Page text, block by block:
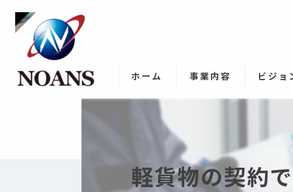
ホーム 事業内容 ビジョ
軽貨物の契約